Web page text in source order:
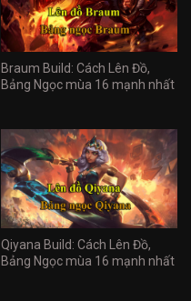
Braum Build: Cách Lên Đồ,
Bảng Ngọc mùa 16 mạnh nhất
Qiyana Build: Cách Lên Đồ,
Bảng Ngọc mùa 16 mạnh nhất